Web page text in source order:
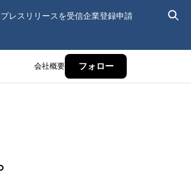
プレスリリースを受信企業登録申請
会社概要 フォロー